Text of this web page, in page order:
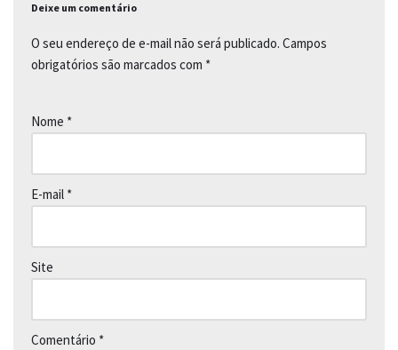
Deixe um comentário
O seu endereço de e-mail não será publicado. Campos
obrigatórios são marcados com *
Nome *
E-mail *
Site
Comentário *